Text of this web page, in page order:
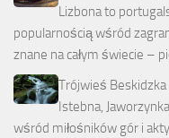
Lizbona to
popularnością wśród
znane na całym świecie –
Trójwieś Beskidzka
Istebna,
wśród miłośników gór i